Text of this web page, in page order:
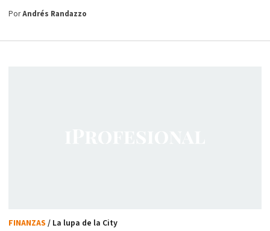
PorAndrés Randazzo
FINANZAS / La lupa de la City